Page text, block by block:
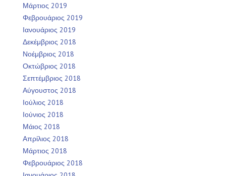
Μάρτιος 2019
Φεβρουάριος 2019
Ιανουάριος 2019
Δεκέμβριος 2018
Νοέμβριος 2018
Οκτώβριος 2018
Σεπτέμβριος 2018
Αύγουστος 2018
Ιούλιος 2018
Ιούνιος 2018
Μάιος 2018
Απρίλιος 2018
Μάρτιος 2018
Φεβρουάριος 2018